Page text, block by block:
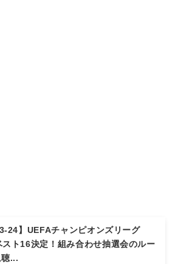
24】UEFAチャンピオンズリーグ
ト16決定！組み合わせ抽選会のルー
...